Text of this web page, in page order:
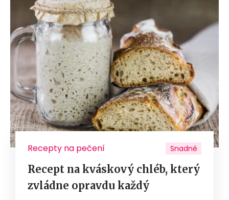
Recepty na pečení Snadné
Recept na kváskový chléb, který
zvládne opravdu každý